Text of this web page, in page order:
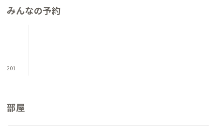
建物内に自転車を2台程度停めておけますが、徒歩圏内に飲食店
もあります。
みんなの予約
201
部屋